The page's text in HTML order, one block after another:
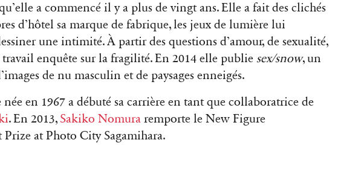
a commencé il y a plus de vingt ans. Elle a fait des clichés
d’hôtel sa marque de fabrique, les jeux de lumière lui
une intimité. À partir des questions d’amour, de sexualité,
travail enquête sur la fragilité. En 2014 elle publie sex/snow, un
de nu masculin et de paysages enneigés.
en 1967 a débuté sa carrière en tant que collaboratrice de
. En 2013,Sakiko Nomura remporte le New Figure
at Photo City Sagamihara.